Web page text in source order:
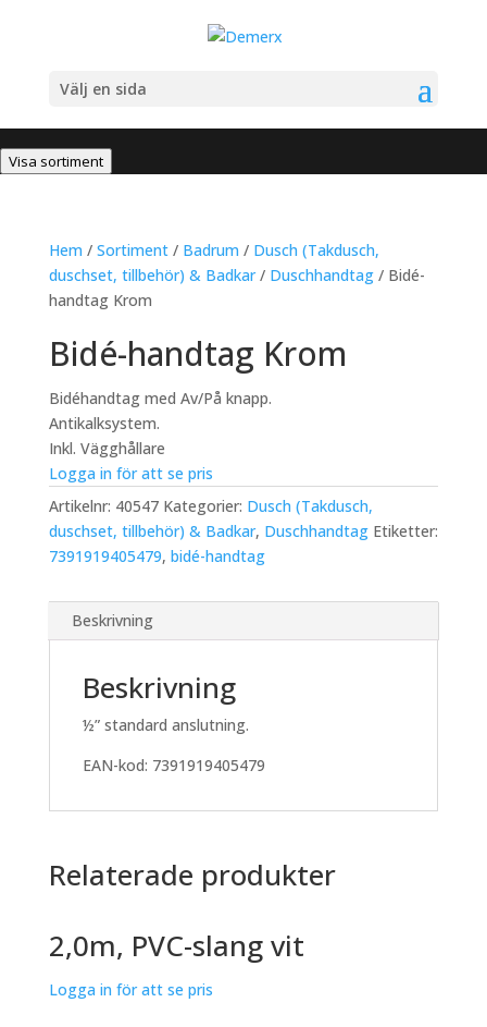
Välj en sida
Visa sortiment
Hem / Sortiment/ Badrum / Dusch (Takdusch,
duschset, tillbehör) & Badkar/ Duschhandtag/ Bidé-
handtag Krom
Bidé-handtag Krom
Bidéhandtag med Av/På knapp.
Antikalksystem.
Inkl. Vägghållare
Logga in för att se pris
Artikelnr: 40547 Kategorier: Dusch (Takdusch,
duschset, tillbehör) & Badkar, Duschhandtag Etiketter:
7391919405479, bidé-handtag
Beskrivning
Beskrivning
½” standard anslutning.
EAN-kod: 7391919405479
Relaterade produkter
2,0m, PVC-slang vit
Logga in för att se pris